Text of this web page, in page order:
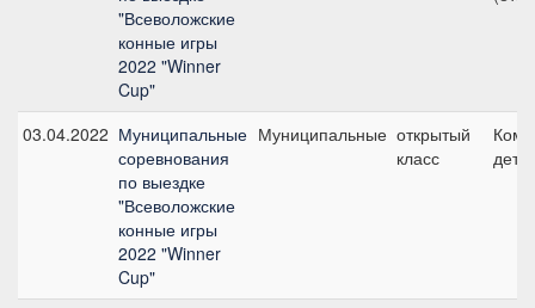
"Всеволожские
конные игры
2022 "Winner
Cup"
03.04.2022 Муниципальные
соревнования
по выездке
"Всеволожские
конные игры
2022 "Winner
Cup"
Муниципальные открытый
класс
дети